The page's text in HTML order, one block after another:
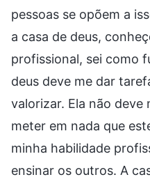
pessoas se opõem a
a casa de deus,
profissional, sei como
deus deve me dar
valorizar. Ela não deve
meter em nada que
minha habilidade
ensinar os outros. A